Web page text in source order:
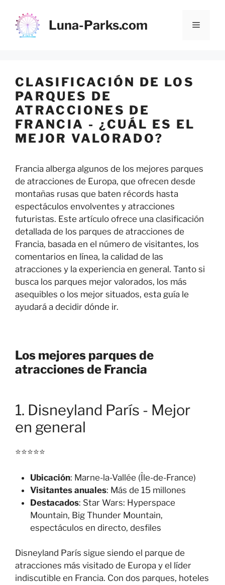
contenido
Luna-Parks.com Menú
CLASIFICACIÓN DE LOS
PARQUES DE
ATRACCIONES DE
FRANCIA - ¿CUÁL ES EL
MEJOR VALORADO?
Francia alberga algunos de los mejores parques
de atracciones de Europa, que ofrecen desde
montañas rusas que baten récords hasta
espectáculos envolventes y atracciones
futuristas. Este artículo ofrece una clasificación
detallada de los parques de atracciones de
Francia, basada en el número de visitantes, los
comentarios en línea, la calidad de las
atracciones y la experiencia en general. Tanto si
busca los parques mejor valorados, los más
asequibles o los mejor situados, esta guía le
ayudará a decidir dónde ir.
Los mejores parques de
atracciones de Francia
1. Disneyland París - Mejor
en general
⭐⭐⭐⭐⭐
Ubicación: Marne-la-Vallée (Île-de-France)
Visitantes anuales: Más de 15 millones
Destacados: Star Wars: Hyperspace
Mountain, Big Thunder Mountain,
espectáculos en directo, desfiles
Disneyland París sigue siendo el parque de
atracciones más visitado de Europa y el líder
indiscutible en Francia. Con dos parques, hoteles